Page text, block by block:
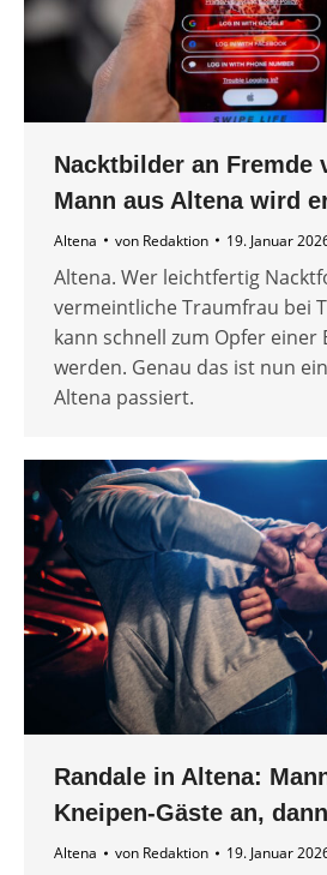
Nacktbilder an Fremde
Mann aus Altena wird
Altena von Redaktion 19. Januar
Altena. Wer leichtfertig
vermeintliche Traumfrau bei
kann schnell zum Opfer einer
werden. Genau das ist nun
Altena passiert.
Randale in Altena:
Kneipen-Gäste an,
Altena von Redaktion 19. Januar